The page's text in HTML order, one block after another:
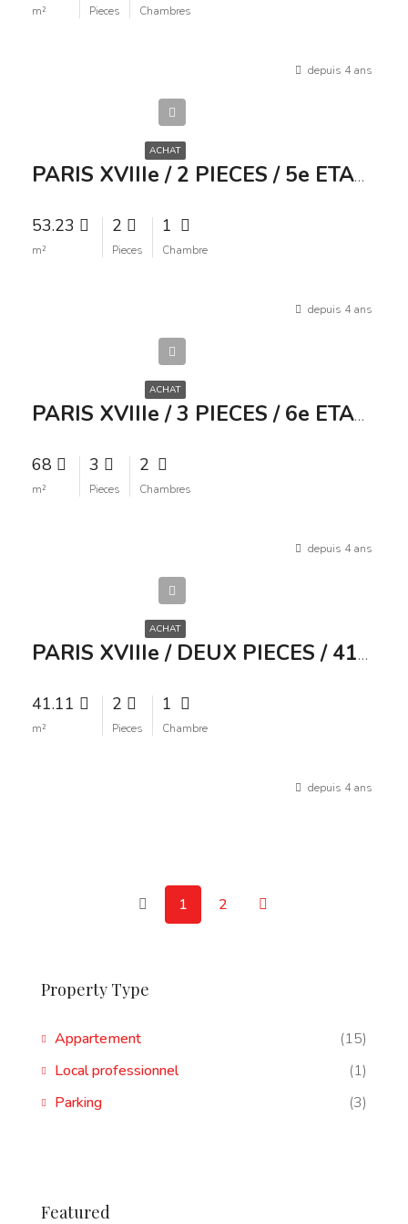
m² Pieces Chambres
depuis 4 ans
ACHAT
PARIS XVIIIe / 2 PIECES / 5e ETAGE / ASCENSEUR / 515 000 /
53.23
m²
2
Pieces
1
Chambre
depuis 4 ans
ACHAT
PARIS XVIIIe / 3 PIECES / 6e ETAGE / 540 000 /
68
m²
3
Pieces
2
Chambres
depuis 4 ans
ACHAT
PARIS XVIIIe / DEUX PIECES / 41m² / CAVE / 415 000 /
41.11
m²
2
Pieces
1
Chambre
depuis 4 ans
1 2
Property Type
Appartement
(15)
Local professionnel
(1)
Parking
(3)
Featured